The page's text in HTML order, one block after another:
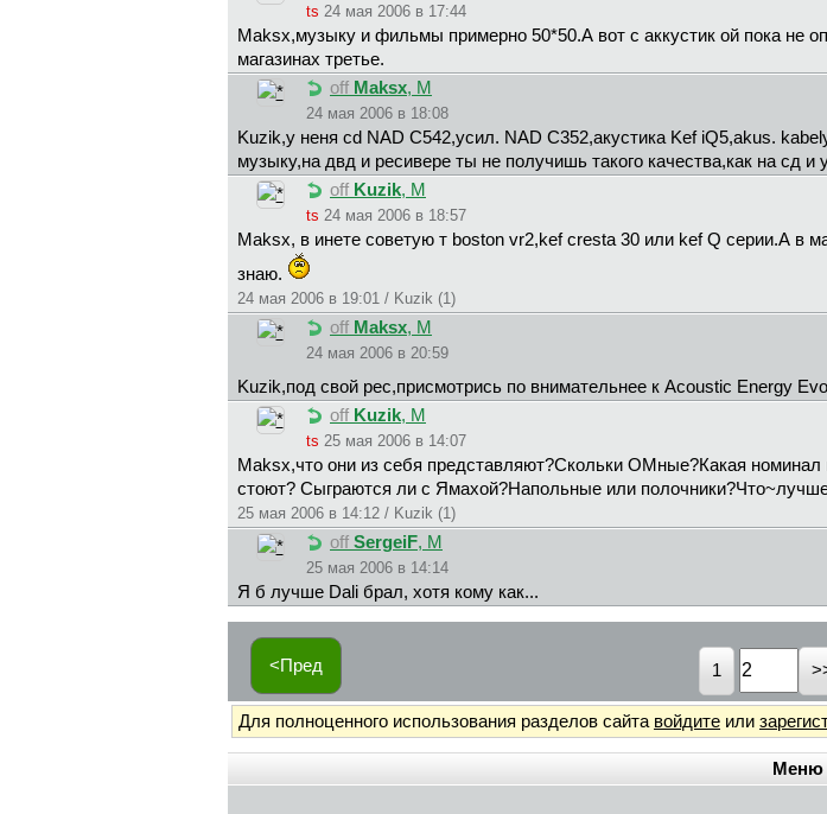
ts 24 мая 2006 в 17:44
Maksx,музыку и фильмы примерно 50*50.А вот с аккустик ой пока не
магазинах третье.
off Maksx, М
24 мая 2006 в 18:08
Kuzik,у неня cd NAD C542,усил. NAD C352,акустика Kef iQ5,akus.
музыку,на двд и ресивере ты не получишь такого качества,как на сд
off Kuzik, М
ts 24 мая 2006 в 18:57
Maksx, в инете советую т boston vr2,kef cresta 30 или kef Q серии.А в
знаю.
24 мая 2006 в 19:01 / Kuzik (1)
off Maksx, М
24 мая 2006 в 20:59
Kuzik,под свой рес,присмотрись по внимательнее к Acoustic Energy
off Kuzik, М
ts 25 мая 2006 в 14:07
Maksx,что они из себя представляют?Скольки ОМные?Какая
стоют? Сыграются ли с Ямахой?Напольные или
25 мая 2006 в 14:12 / Kuzik (1)
off SergeiF, М
25 мая 2006 в 14:14
Я б лучше Dali брал, хотя кому как...
<Пред 1
Для полноценного использования разделов сайта войдите или
Меню